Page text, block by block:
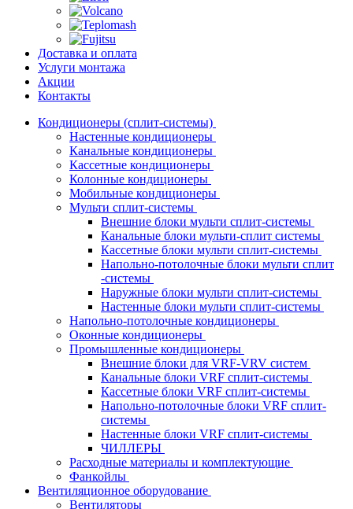
Доставка и оплата
Услуги монтажа
Акции
Контакты
Кондиционеры (сплит-системы)
Настенные кондиционеры
Канальные кондиционеры
Кассетные кондиционеры
Колонные кондиционеры
Мобильные кондиционеры
Мульти сплит-системы
Внешние блоки мульти сплит-системы
Канальные блоки мульти-сплит системы
Кассетные блоки мульти сплит-системы
Напольно-потолочные блоки мульти сплит
-системы
Наружные блоки мульти сплит-системы
Настенные блоки мульти сплит-системы
Напольно-потолочные кондиционеры
Оконные кондиционеры
Промышленные кондиционеры
Внешние блоки для VRF-VRV систем
Канальные блоки VRF сплит-системы
Кассетные блоки VRF сплит-системы
Напольно-потолочные блоки VRF сплит-
системы
Настенные блоки VRF сплит-системы
ЧИЛЛЕРЫ
Расходные материалы и комплектующие
Фанкойлы
Вентиляционное оборудование
Вентиляторы